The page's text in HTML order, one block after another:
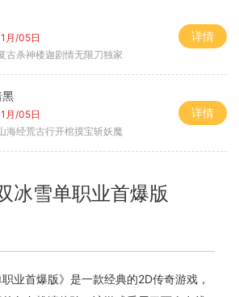
月/05日
古杀神楼迦剧情无限刀独家
详情
黑
月/05日
海经荒古行开棺摸宝斩妖魔
详情
冰雪单职业首爆版
职业首爆版》是一款经典的2D传奇游戏，